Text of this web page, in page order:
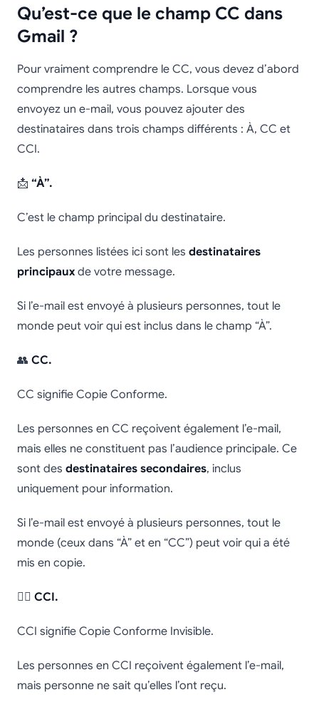
Qu’est-ce que le champ CC dans
Gmail ?
Pour vraiment comprendre le CC, vous devez d’abord
comprendre les autres champs. Lorsque vous
envoyez un e-mail, vous pouvez ajouter des
destinataires dans trois champs différents : À, CC et
CCI.
📩 “À”.
C’est le champ principal du destinataire.
Les personnes listées ici sont les destinataires
principaux de votre message.
Si l’e-mail est envoyé à plusieurs personnes, tout le
monde peut voir qui est inclus dans le champ “À”.
👥 CC.
CC signifie Copie Conforme.
Les personnes en CC reçoivent également l’e-mail,
mais elles ne constituent pas l’audience principale. Ce
sont des destinataires secondaires, inclus
uniquement pour information.
Si l’e-mail est envoyé à plusieurs personnes, tout le
monde (ceux dans “À” et en “CC”) peut voir qui a été
mis en copie.
🕵️‍♀️ CCI.
CCI signifie Copie Conforme Invisible.
Les personnes en CCI reçoivent également l’e-mail,
mais personne ne sait qu’elles l’ont reçu.